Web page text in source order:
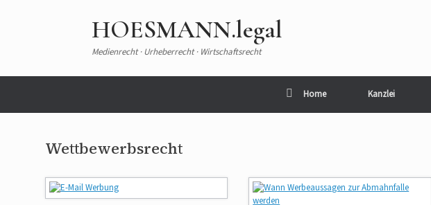
HOESMANN.legal
Medienrecht · Urheberrecht · Wirtschaftsrecht
Home Kanzlei
Wettbewerbsrecht